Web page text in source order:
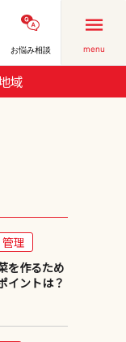
お悩み相談 menu
域
理
を作るため
イントは？